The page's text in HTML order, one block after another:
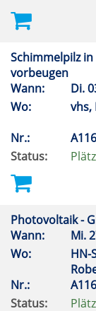
Schimmelpilz
vorbeugen
Wann:
Di.
Wo:
vhs,
Nr.:
Status:
Photovoltaik -
Wann:
Mi.
Wo:
HN-
Nr.:
Status: